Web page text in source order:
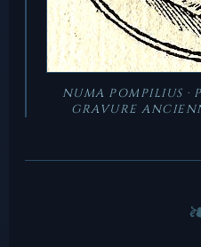
NUMA POMPILIUS ·
GRAVURE